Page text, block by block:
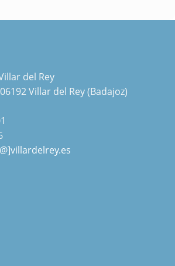
del Rey
Villar del Rey (Badajoz)